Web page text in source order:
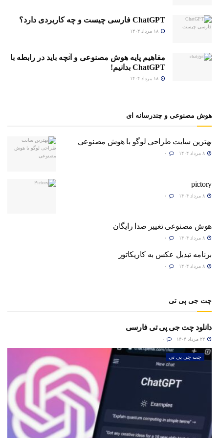
ChatGPT فارسی چیست و چه کاربردی دارد؟
مفاهیم پایه هوش مصنوعی و آنچه باید در رابطه با
ChatGPT بدانیم!
هوش مصنوعی و چندرسانه ای
بهترین سایت طراحی لوگو با هوش مصنوعی
pictory
هوش مصنوعی تغییر صدا رایگان
برنامه تبدیل عکس به کاریکاتور
چت جی پی تی
دانلود چت جی پی تی فارسی
چت جی پی تی